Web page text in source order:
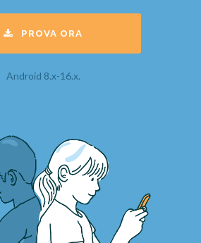
PROVA ORA
Android 8.x-16.x.